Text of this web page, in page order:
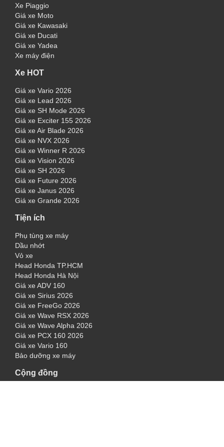
Xe Piaggio
Giá xe Moto
Giá xe Kawasaki
Giá xe Ducati
Giá xe Yadea
Xe máy điện
Xe HOT
Giá xe Vario 2026
Giá xe Lead 2026
Giá xe SH Mode 2026
Giá xe Exciter 155 2026
Giá xe Air Blade 2026
Giá xe NVX 2026
Giá xe Winner R 2026
Giá xe Vision 2026
Giá xe SH 2026
Giá xe Future 2026
Giá xe Janus 2026
Giá xe Grande 2026
Tiện ích
Phụ tùng xe máy
Dầu nhớt
Vỏ xe
Head Honda TP.HCM
Head Honda Hà Nội
Giá xe ADV 160
Giá xe Sirius 2026
Giá xe FreeGo 2026
Giá xe Wave RSX 2026
Giá xe Wave Alpha 2026
Giá xe PCX 160 2026
Giá xe Vario 160
Bảo dưỡng xe máy
Cộng đồng